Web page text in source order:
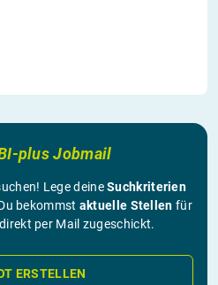
plus Jobmail
Lege deineSuchkriterien
bekommst aktuelle Stellen für
direkt per Mail zugeschickt.
ERSTELLEN